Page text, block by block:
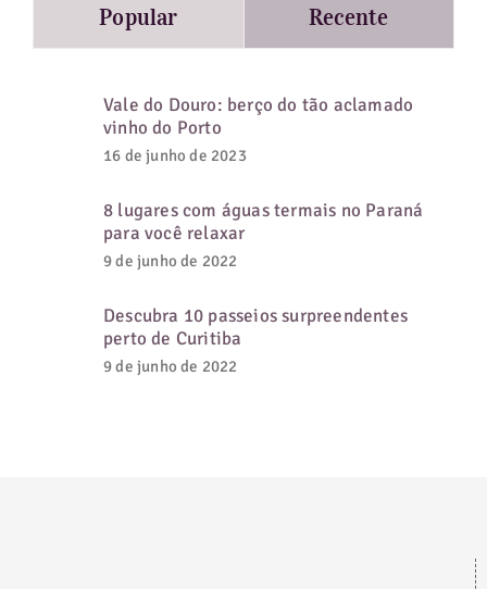
Popular Recente
Vale do Douro: berço do tão aclamado
vinho do Porto
16 de junho de 2023
8 lugares com águas termais no Paraná
para você relaxar
9 de junho de 2022
Descubra 10 passeios surpreendentes
perto de Curitiba
9 de junho de 2022